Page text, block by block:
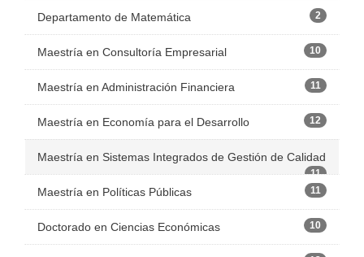
Departamento de Matemática 2
Maestría en Consultoría Empresarial 10
Maestría en Administración Financiera 11
Maestría en Economía para el Desarrollo 12
Maestría en Sistemas Integrados de Gestión de Calidad
11
Maestría en Políticas Públicas 11
Doctorado en Ciencias Económicas 10